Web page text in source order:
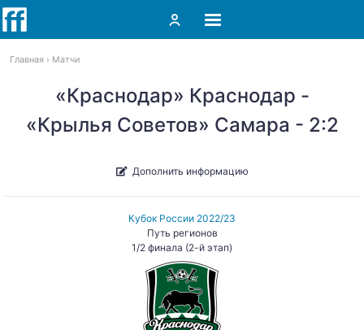
Главная Матчи
«Краснодар» Краснодар -
«Крылья Советов» Самара - 2:2
Дополнить информацию
Кубок России 2022/23
Путь регионов
1/2 финала (2-й этап)